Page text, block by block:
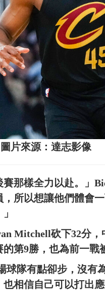
片來源：達志影像
賽那樣全力以赴。」
所以想讓他們體會
Mitchell砍下32分
第9勝，也為前一戰
球隊有點卻步，沒有
相信自己可以打出